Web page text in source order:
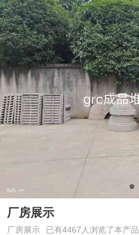
厂房展示
厂房展示 已有4467人浏览了本产品